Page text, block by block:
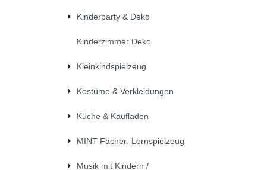
Kinderparty & Deko
Kinderzimmer Deko
Kleinkindspielzeug
Kostüme & Verkleidungen
Küche & Kaufladen
MINT Fächer: Lernspielzeug
Musik mit Kindern /